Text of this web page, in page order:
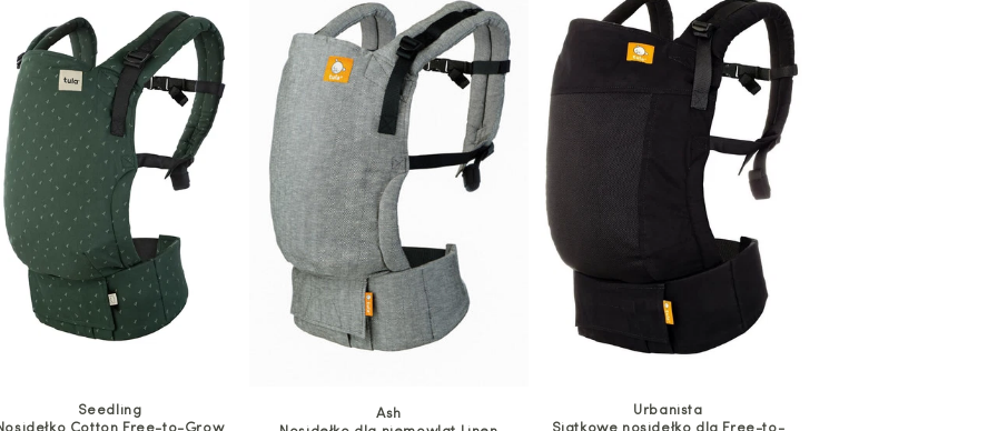
Seedling
Cotton Free-to-Grow
Ash
Urbanista
Siatkowe nosidełko dla Free-to-